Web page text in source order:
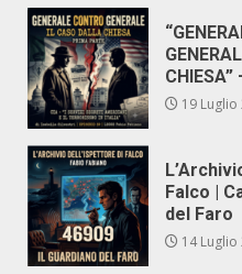
19 Luglio
Falco |
del Faro
14 Luglio